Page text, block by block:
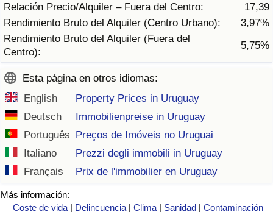
Relación Precio/Alquiler – Fuera del Centro:
17,39
Rendimiento Bruto del Alquiler (Centro Urbano):
3,97%
Rendimiento Bruto del Alquiler (Fuera del
Centro):
5,75%
Esta página en otros idiomas:
English
Property Prices in Uruguay
Deutsch
Immobilienpreise in Uruguay
Português Preços de Imóveis no Uruguai
Italiano
Prezzi degli immobili in Uruguay
Français
Prix de l'immobilier en Uruguay
Más información:
Coste de vida | Delincuencia |Clima | Sanidad |Contaminación
Índice de Tráfico (Actual)
Índice de Tráfico por País